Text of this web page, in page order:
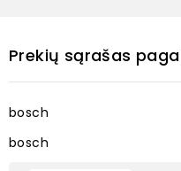
Prekių sąrašas
bosch
bosch